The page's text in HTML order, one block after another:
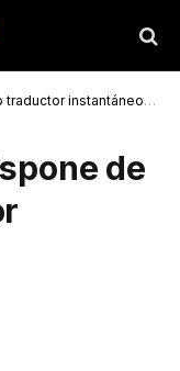
para comunicarse con pacientes
de